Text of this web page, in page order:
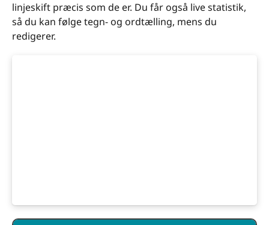
linjeskift præcis som de er. Du får også live statistik,
så du kan følge tegn- og ordtælling, mens du
redigerer.